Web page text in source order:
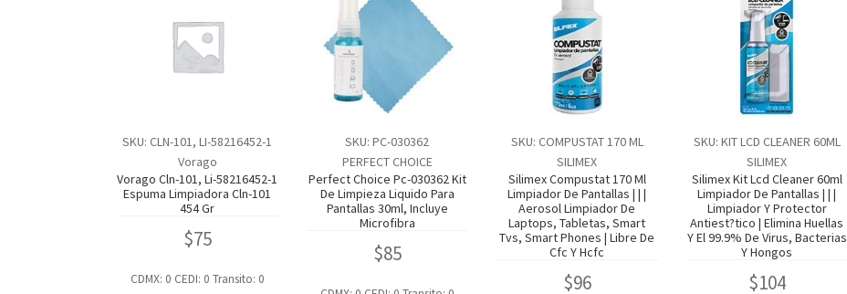
SKU: CLN-101, LI-58216452-1
Vorago
Vorago Cln-101, Li-58216452-1
Espuma Limpiadora Cln-101
454 Gr
$75
CDMX: 0 CEDI: 0 Transito: 0
SKU: PC-030362
PERFECT CHOICE
Perfect Choice Pc-030362 Kit
De Limpieza Liquido Para
Pantallas 30ml, Incluye
Microfibra
$85
SKU: COMPUSTAT 170 ML
SILIMEX
Silimex Compustat 170 Ml
Limpiador De Pantallas | | |
Aerosol Limpiador De
Laptops, Tabletas, Smart
Tvs, Smart Phones | Libre De
Cfc Y Hcfc
$96
SKU: KIT LCD CLEANER 60ML
SILIMEX
Silimex Kit Lcd Cleaner 60ml
Limpiador De Pantallas | | |
Limpiador Y Protector
Antiest?tico | Elimina Huellas
Y El 99.9% De Virus, Bacterias
Y Hongos
$104